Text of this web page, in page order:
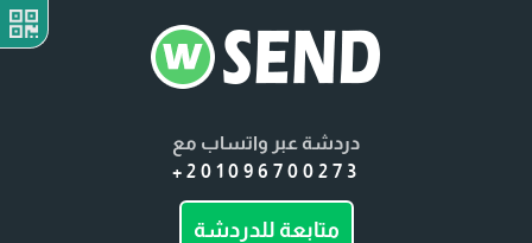
دردشة عبر واتساب مع
+201096700273
متابعة للدردشة